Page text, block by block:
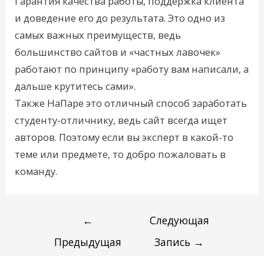
и доведение его до результата. Это одно из
самых важных преимуществ, ведь
большинство сайтов и «частных лавочек»
работают по принципу «работу вам написали, а
дальше крутитесь сами».
Также НаПаре это отличный способ заработать
студенту-отличнику, ведь сайт всегда ищет
авторов. Поэтому если вы эксперт в какой-то
теме или предмете, то добро пожаловать в
команду.
←
Предыдущая
Следующая
Запись →